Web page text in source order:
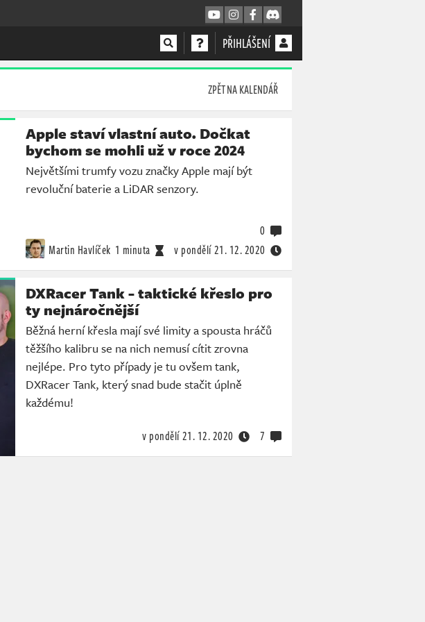
PŘIHLÁŠENÍ
ZPĚT NA KALENDÁŘ
Apple staví vlastní auto. Dočkat
bychom se mohli už v roce 2024
Největšími trumfy vozu značky Apple mají být
revoluční baterie a LiDAR senzory.
Martin Havlíček 1 minuta v pondělí21. 12. 2020
0
DXRacer Tank - taktické křeslo pro
ty nejnáročnější
Běžná herní křesla mají své limity a spousta hráčů
těžšího kalibru se na nich nemusí cítit zrovna
nejlépe. Pro tyto případy je tu ovšem tank,
DXRacer Tank, který snad bude stačit úplně
každému!
v pondělí21. 12. 2020 7